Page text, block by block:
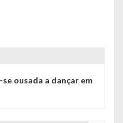
ousada a dançar em